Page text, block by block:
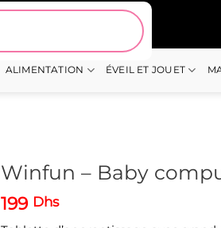
ALIMENTATION ÉVEIL ET JOUET
Winfun – Baby
199 Dhs